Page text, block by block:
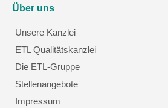
Über uns
Unsere Kanzlei
ETL Qualitätskanzlei
Die ETL-Gruppe
Stellenangebote
Impressum